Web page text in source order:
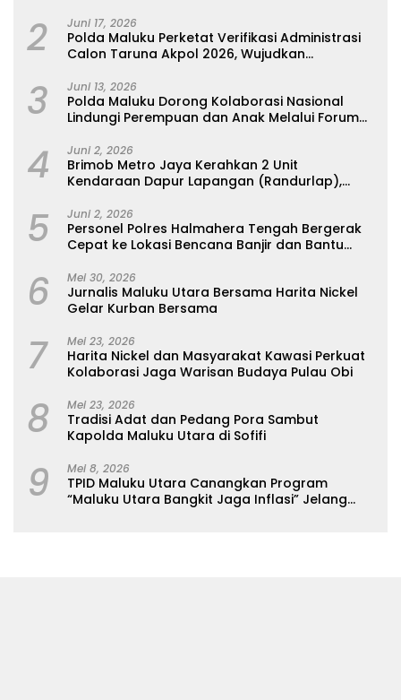
2 Juni 17, 2026
Polda Maluku Perketat Verifikasi Administrasi
Calon Taruna Akpol 2026, Wujudkan
3 Juni 13, 2026
Polda Maluku Dorong Kolaborasi Nasional
Lindungi Perempuan dan Anak Melalui Forum
4 Juni 2, 2026
Brimob Metro Jaya Kerahkan 2 Unit
Kendaraan Dapur Lapangan (Randurlap),
Kebakaran Pasar Jiung
5 Juni 2, 2026
Personel Polres Halmahera Tengah Bergerak
Cepat ke Lokasi Bencana Banjir dan Bantu
6 Mei 30, 2026
Jurnalis Maluku Utara Bersama Harita Nickel
Gelar Kurban Bersama
7 Mei 23, 2026
Harita Nickel dan Masyarakat Kawasi Perkuat
Kolaborasi Jaga Warisan Budaya Pulau Obi
8 Mei 23, 2026
Tradisi Adat dan Pedang Pora Sambut
Kapolda Maluku Utara di Sofifi
9 Mei 8, 2026
TPID Maluku Utara Canangkan Program
“Maluku Utara Bangkit Jaga Inflasi” Jelang